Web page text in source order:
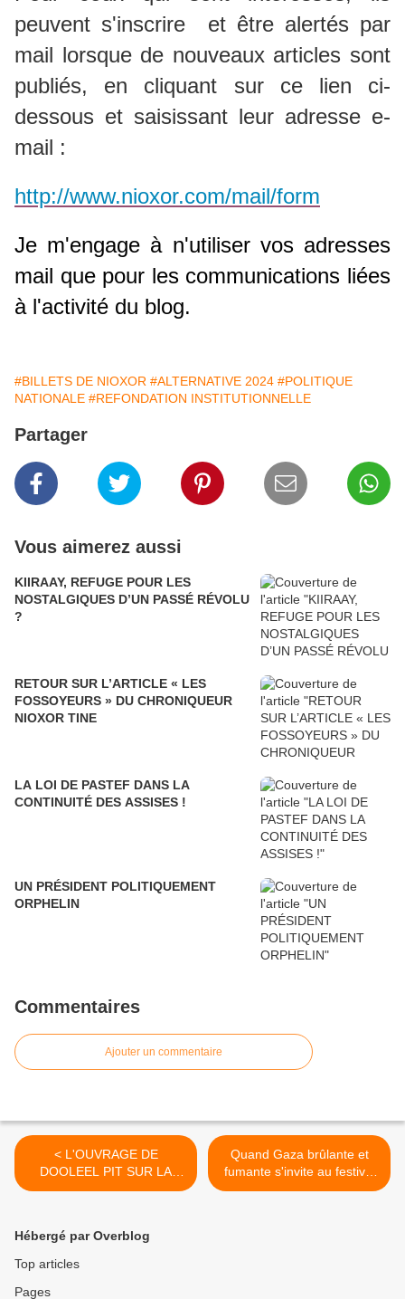
peuvent s'inscrire et être alertés par
mail lorsque de nouveaux articles sont
publiés, en cliquant sur ce lien ci-
dessous et saisissant leur adresse e-
mail :
http://www.nioxor.com/mail/form
Je m'engage à n'utiliser vos adresses
mail que pour les communications liées
à l'activité du blog.
#BILLETS DE NIOXOR #ALTERNATIVE 2024 #POLITIQUE
NATIONALE #REFONDATION INSTITUTIONNELLE
Partager
Vous aimerez aussi
KIIRAAY, REFUGE POUR LES
NOSTALGIQUES D’UN PASSÉ RÉVOLU
?
RETOUR SUR L’ARTICLE « LES
FOSSOYEURS » DU CHRONIQUEUR
NIOXOR TINE
LA LOI DE PASTEF DANS LA
CONTINUITÉ DES ASSISES !
UN PRÉSIDENT POLITIQUEMENT
ORPHELIN
Commentaires
Ajouter un commentaire
< L'OUVRAGE DE
DOOLEEL PIT SUR LA
REVOLUTION
Quand Gaza brûlante et
fumante s'invite au festival
de Cannes >
Hébergé par Overblog
Top articles
Pages